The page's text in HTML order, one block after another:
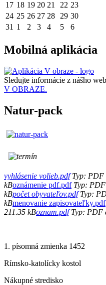
17 18 19 20 21 22 23
24 25 26 27 28 29 30
31 1 2 3 4 5 6
Mobilná aplikácia
Sledujte informácie z nášho
V OBRAZE.
Natur-pack
vyhlásenie volieb.pdfTyp: PDF
kBoznámenie pdf.pdfTyp: PDF
kBpočet obyvateľov.pdfTyp:
kBmenovanie zapisovateľky.pdf
211.35 kBoznam.pdfTyp: PDF
1. písomná zmienka 1452
Rímsko-katolícky kostol
Nákupné stredisko